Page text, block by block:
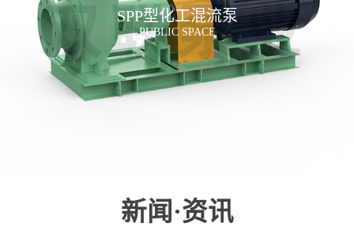
SPP型化工混流泵
PUBLIC SPACE
新闻·资讯